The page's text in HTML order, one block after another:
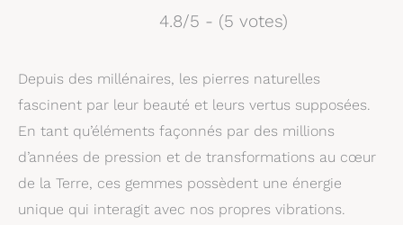
4.8/5 - (5 votes)
Depuis des millénaires, les pierres naturelles
fascinent par leur beauté et leurs vertus supposées.
En tant qu’éléments façonnés par des millions
d’années de pression et de transformations au cœur
de la Terre, ces gemmes possèdent une énergie
unique qui interagit avec nos propres vibrations.